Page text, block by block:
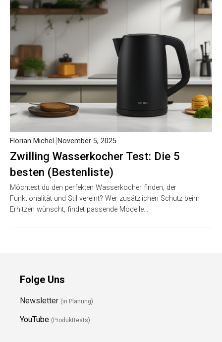
Zwilling Wasserkocher Test: Die 5
besten (Bestenliste)
Florian Michel November 5, 2025
Möchtest du den perfekten Wasserkocher finden, der
Funktionalität und Stil vereint? Wer zusätzlichen Schutz beim
Erhitzen wünscht, findet passende Modelle…
Folge Uns
Newsletter (in Planung)
YouTube (Produkttests)